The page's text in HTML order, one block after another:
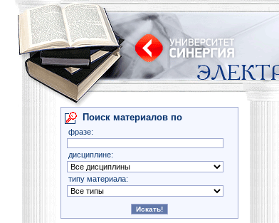
Поиск материалов по
фразе:
дисциплине:
типу материала: